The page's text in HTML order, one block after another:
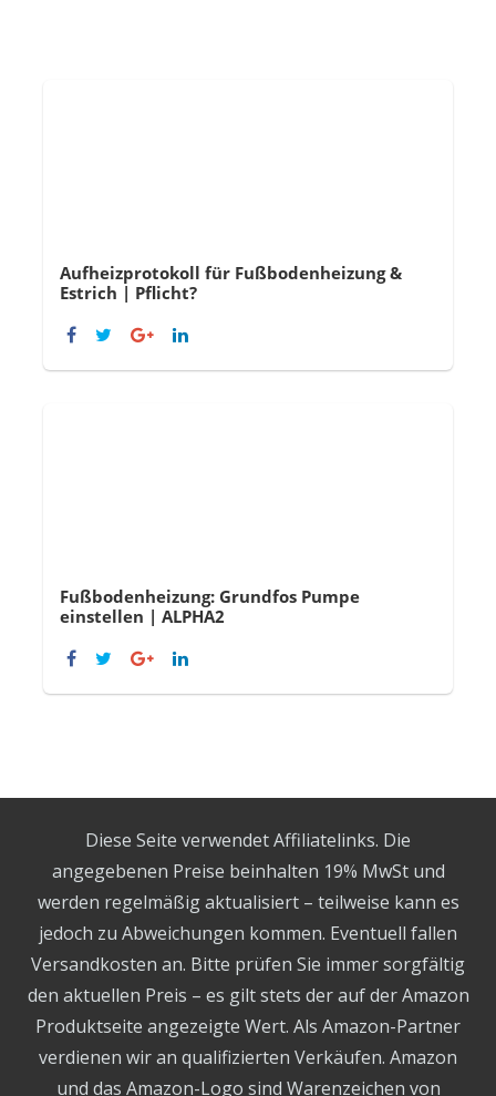
Aufheizprotokoll für Fußbodenheizung &
Estrich | Pflicht?
Fußbodenheizung: Grundfos Pumpe
einstellen | ALPHA2
Diese Seite verwendet Affiliatelinks. Die
angegebenen Preise beinhalten 19% MwSt und
werden regelmäßig aktualisiert – teilweise kann es
jedoch zu Abweichungen kommen. Eventuell fallen
Versandkosten an. Bitte prüfen Sie immer sorgfältig
den aktuellen Preis – es gilt stets der auf der Amazon
Produktseite angezeigte Wert. Als Amazon-Partner
verdienen wir an qualifizierten Verkäufen. Amazon
und das Amazon-Logo sind Warenzeichen von